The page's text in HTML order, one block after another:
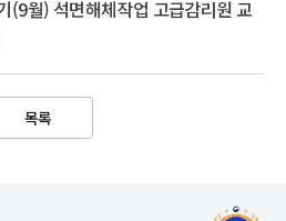
(9월) 석면해체작업 고급감리원 교
목록